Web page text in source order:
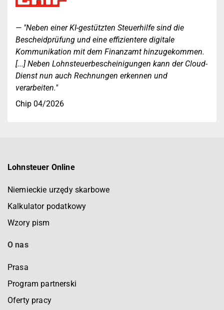
"Neben einer KI-gestützten Steuerhilfe sind die
Bescheidprüfung und eine effizientere digitale
Kommunikation mit dem Finanzamt hinzugekommen.
[...] Neben Lohnsteuerbescheinigungen kann der Cloud-
Dienst nun auch Rechnungen erkennen und
verarbeiten."
Chip 04/2026
Lohnsteuer Online
Niemieckie urzędy skarbowe
Kalkulator podatkowy
Wzory pism
O nas
Prasa
Program partnerski
Oferty pracy